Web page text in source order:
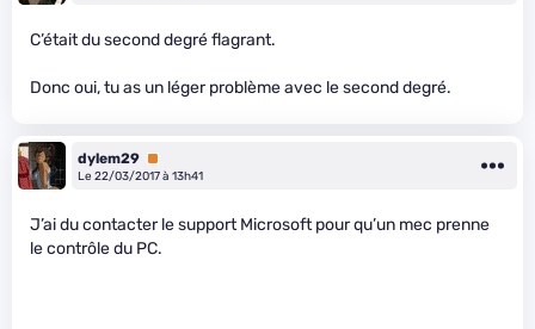
C’était du second degré flagrant.
Donc oui, tu as un léger problème avec le second degré.
dylem29 Premium
Le 22/03/2017 à 13h41
J’ai du contacter le support Microsoft pour qu’un mec prenne
le contrôle du PC.